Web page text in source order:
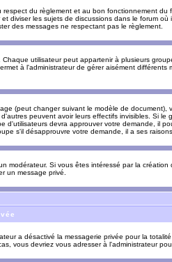
du règlement et au bon fonctionnement du
diviser les sujets de discussions dans le forum où
des messages ne respectant pas le règlement.
utilisateur peut appartenir à plusieurs
à l'administrateur de gérer aisément différents
(peut changer suivant le modèle de document),
d'autres peuvent avoir leurs effectifs invisibles. Si le
devra approuver votre demande, il
s'il désapprouvre votre demande, il a ses raisons.
modérateur. Si vous êtes intéressé par la création
un message privé.
a désactivé la messagerie privée pour la
vous devriez vous adresser à l'administrateur